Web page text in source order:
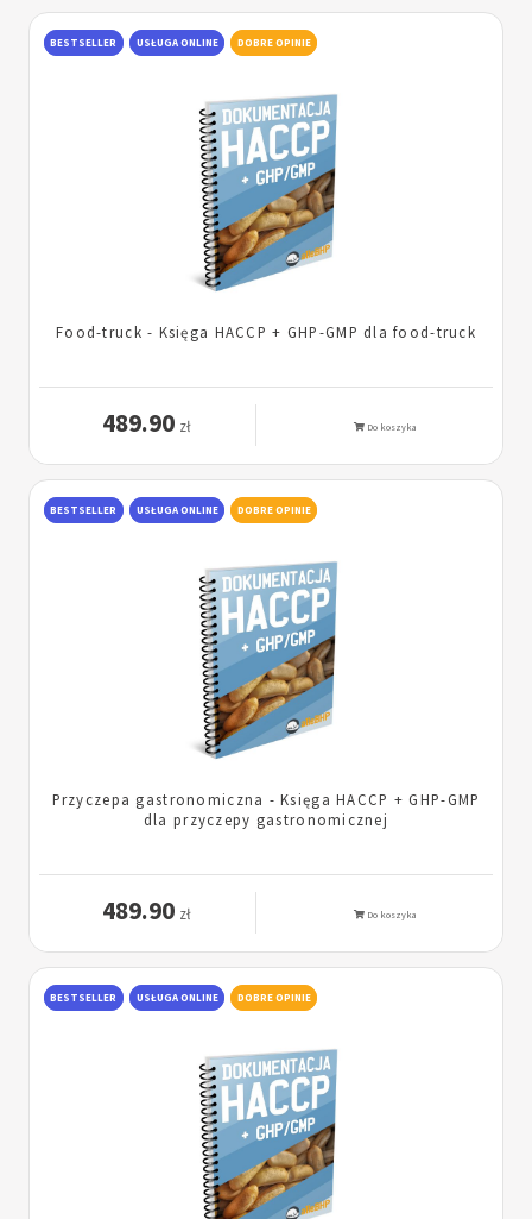
BESTSELLER USŁUGA ONLINE DOBRE OPINIE
Food-truck - Księga HACCP + GHP-GMP dla food-truck
489.90 zł Do koszyka
BESTSELLER USŁUGA ONLINE DOBRE OPINIE
Przyczepa gastronomiczna - Księga HACCP + GHP-GMP
dla przyczepy gastronomicznej
489.90 zł Do koszyka
BESTSELLER USŁUGA ONLINE DOBRE OPINIE